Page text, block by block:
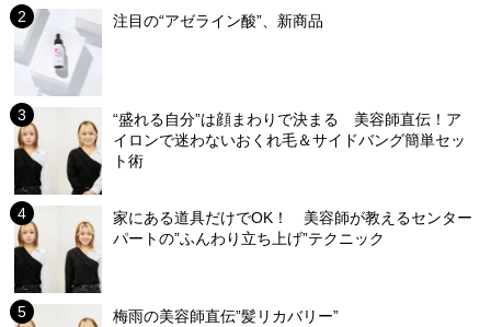
注目の“アゼライン酸”、新商品
“盛れる自分”は顔まわりで決まる 美容師直伝！ア
イロンで迷わないおくれ毛＆サイドバング簡単セッ
ト術
家にある道具だけでOK！ 美容師が教えるセンター
パートの”ふんわり立ち上げ”テクニック
梅雨の美容師直伝”髪リカバリー”